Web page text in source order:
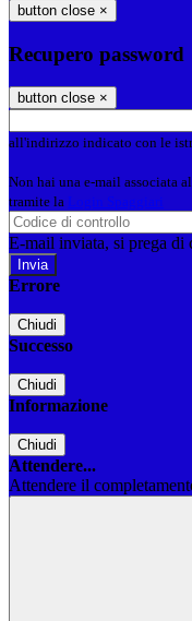
button close ×
Recupero password
button close ×
all'indirizzo indicato con le
Non hai una e-mail associata
tramite la Login Spaggiari
E-mail inviata, si prega di
Errore
Chiudi
Successo
Chiudi
Informazione
Chiudi
Attendere...
Attendere il